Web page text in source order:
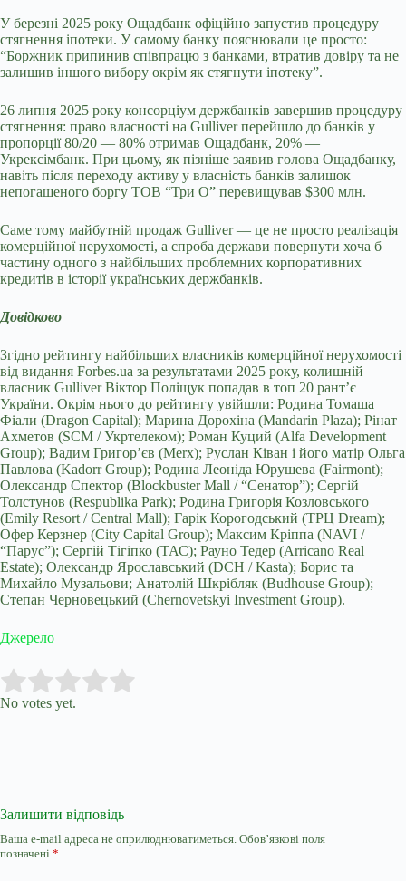
У березні 2025 року Ощадбанк офіційно запустив процедуру
стягнення іпотеки. У самому банку пояснювали це просто:
“Боржник припинив співпрацю з банками, втратив довіру та не
залишив іншого вибору окрім як стягнути іпотеку”.
26 липня 2025 року консорціум держбанків завершив процедуру
стягнення: право власності на Gulliver перейшло до банків у
пропорції 80/20 — 80% отримав Ощадбанк, 20% —
Укрексімбанк. При цьому, як пізніше заявив голова Ощадбанку,
навіть після переходу активу у власність банків залишок
непогашеного боргу ТОВ “Три О” перевищував $300 млн.
Саме тому майбутній продаж Gulliver — це не просто реалізація
комерційної нерухомості, а спроба держави повернути хоча б
частину одного з найбільших проблемних корпоративних
кредитів в історії українських держбанків.
Довідково
Згідно рейтингу найбільших власників комерційної нерухомості
від видання Forbes.ua за результатами 2025 року, колишній
власник Gulliver Віктор Поліщук попадав в топ 20 рант’є
України. Окрім нього до рейтингу увійшли: Родина Томаша
Фіали (Dragon Capital); Марина Дорохіна (Mandarin Plaza); Рінат
Ахметов (SCM / Укртелеком); Роман Куций (Alfa Development
Group); Вадим Григорʼєв (Меrх); Руслан Ківан і його матір Ольга
Павлова (Kadorr Group); Родина Леоніда Юрушева (Fairmont);
Олександр Спектор (Blockbuster Mall / “Сенатор”); Сергій
Толстунов (Respublika Park); Родина Григорія Козловського
(Emily Resort / Central Mall); Гарік Корогодський (ТРЦ Dream);
Офер Керзнер (City Capital Group); Максим Кріппа (NAVI /
“Парус”); Сергій Тігіпко (ТАС); Рауно Тедер (Arricano Real
Estate); Олександр Ярославський (DCH / Kasta); Борис та
Михайло Музальови; Анатолій Шкрібляк (Budhouse Group);
Степан Черновецький (Chernovetskyi Investment Group).
Джерело
Rate this item:
No votes yet.
Залишити відповідь
Ваша e-mail адреса не оприлюднюватиметься. Обов’язкові поля
позначені *